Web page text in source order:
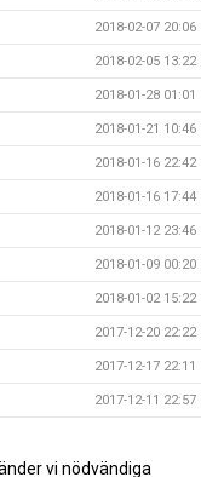
2018-02-07 20:06
2018-02-05 13:22
2018-01-28 01:01
2018-01-21 10:46
2018-01-16 22:42
2018-01-16 17:44
2018-01-12 23:46
2018-01-09 00:20
2018-01-02 15:22
2017-12-20 22:22
2017-12-17 22:11
2017-12-11 22:57
2017-11-27 16:19
vi nödvändiga